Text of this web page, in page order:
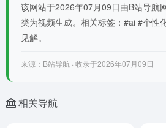
该网站于2026年07月09日由B站导航
类为视频生成。相关标签：#ai #个性
见解。
来源：B站导航 · 收录于2026年07月09日
相关导航